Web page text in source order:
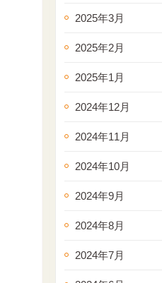
2025年3月
2025年2月
2025年1月
2024年12月
2024年11月
2024年10月
2024年9月
2024年8月
2024年7月